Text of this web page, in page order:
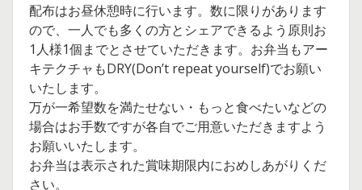
配布はお昼休憩時に行います。数に限りがあります
ので、一人でも多くの方とシェアできるよう原則お
1人様1個までとさせていただきます。お弁当もアー
キテクチャもDRY(Don’t repeat yourself)でお願い
いたします。
万が一希望数を満たせない・もっと食べたいなどの
場合はお手数ですが各自でご用意いただきますよう
お願いいたします。
お弁当は表示された賞味期限内におめしあがりくだ
さい。